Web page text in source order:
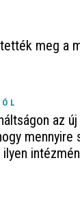
meg a
az